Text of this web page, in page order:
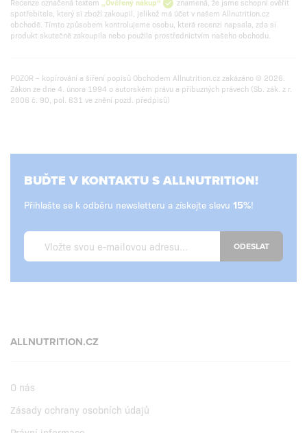
spotřebitele, který si zboží zakoupil, jelikož má účet v našem Allnutrition.cz
obchodě. Tímto způsobem kontrolujeme osobu, která recenzi napsala, zda si
produkt skutečně zakoupila nebo použila prostřednictvím našeho obchodu.
POZOR – kopírování a šíření popisů Obchodem Allnutrition.cz zakázáno © 2026.
Zákon ze dne 4. února 1994 o autorském právu a příbuzných právech (Sb. zák. z r.
2006 č. 90, pol. 631 ve znění pozd. předpisů)
BUĎTE V KONTAKTU S ALLNUTRITION!
Přihlašte se k odběru newsletteru a získejte slevu !
ODESLAT
ALLNUTRITION.CZ
O nás
Zásady ochrany osobních údajů